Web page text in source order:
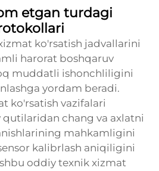
etgan turdagi
ko'rsatish jadvallarini
harorat boshqaruv
muddatli ishonchliligini
yordam beradi.
ko'rsatish vazifalari
qutilaridan chang va axlatni
mahkamligini
kalibrlash aniqiligini
oddiy texnik xizmat